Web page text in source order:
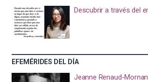
Descubrir a través del
EFEMÉRIDES DEL DÍA
Jeanne Renaud-